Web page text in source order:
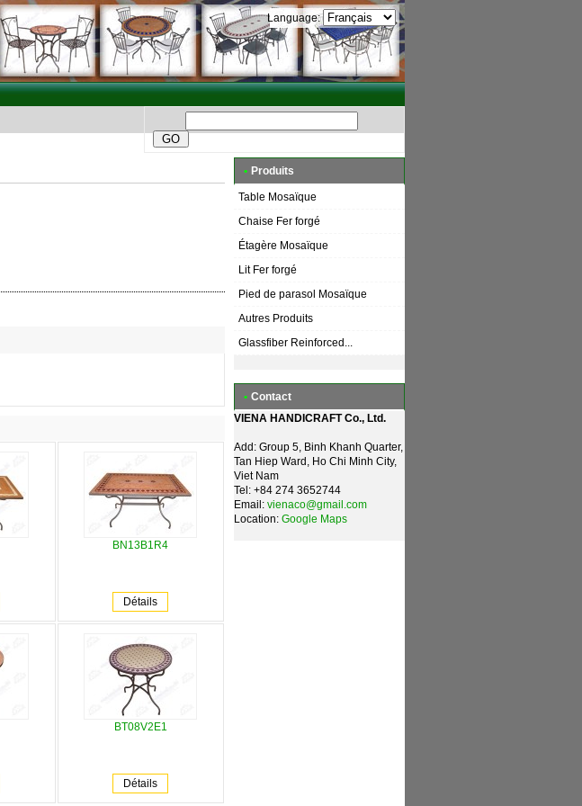
Language:
BN13B1R4
Détails
BT08V2E1
Détails
• Produits
Table Mosaïque
Chaise Fer forgé
Étagère Mosaïque
Lit Fer forgé
Pied de parasol Mosaïque
Autres Produits
Glassfiber Reinforced...
• Contact
VIENA HANDICRAFT Co., Ltd.
Add: Group 5, Binh Khanh Quarter,
Tan Hiep Ward, Ho Chi Minh City,
Viet Nam
Tel: +84 274 3652744
Email: vienaco@gmail.com
Location: Google Maps